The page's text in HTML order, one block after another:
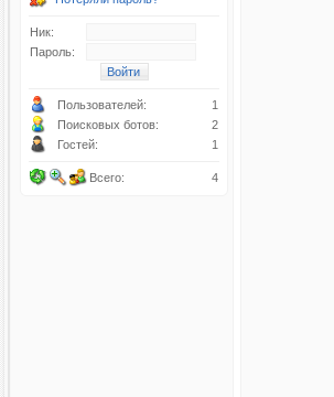
Ник:
Пароль:
Пользователей:
1
Поисковых ботов:
2
Гостей:
1
Всего: 4